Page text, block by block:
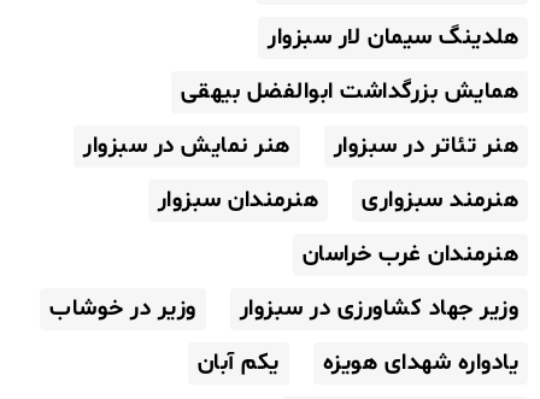
هلدینگ سیمان لار سبزوار
همایش بزرگداشت ابوالفضل بیهقی
هنر تئاتر در سبزوار
هنر نمایش در سبزوار
هنرمند سبزواری
هنرمندان سبزوار
هنرمندان غرب خراسان
وزیر جهاد کشاورزی در سبزوار
وزیر در خوشاب
یادواره شهدای هویزه
یکم آبان